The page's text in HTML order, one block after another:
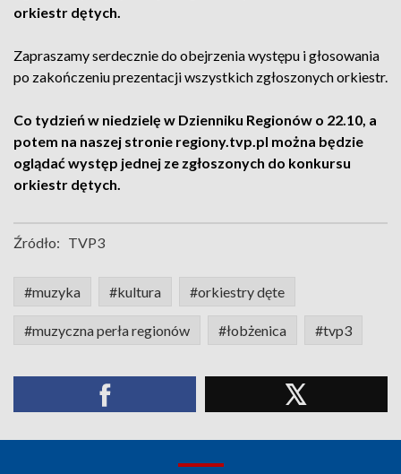
orkiestr dętych.
Zapraszamy serdecznie do obejrzenia występu i głosowania
po zakończeniu prezentacji wszystkich zgłoszonych orkiestr.
Co tydzień w niedzielę w Dzienniku Regionów o 22.10, a
potem na naszej stronie regiony.tvp.pl można będzie
oglądać występ jednej ze zgłoszonych do konkursu
orkiestr dętych.
Źródło: TVP3
#muzyka #kultura #orkiestry dęte
#muzyczna perła regionów #łobżenica #tvp3